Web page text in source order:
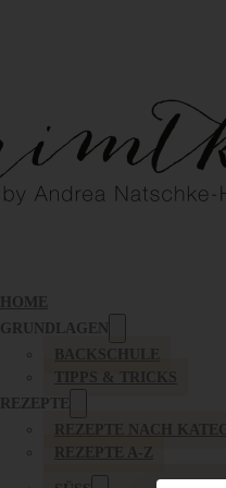
HOME
GRUNDLAGEN
BACKSCHULE
TIPPS & TRICKS
REZEPTE
REZEPTE NACH
REZEPTE A-Z